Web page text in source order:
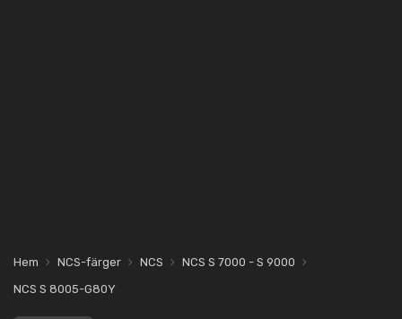
Hem NCS-färger NCS
NCS S 7000 - S 9000
NCS S 8005-G80Y